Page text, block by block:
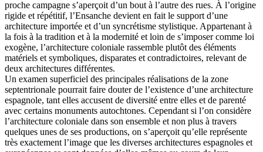
proche campagne s’aperçoit d’un bout à l’autre des rues. À l’origine
rigide et répétitif, l’Ensanche devient en fait le support d’une
architecture importée et d’un syncrétisme stylistique. Appartenant à
la fois à la tradition et à la modernité et loin de s’imposer comme loi
exogène, l’architecture coloniale rassemble plutôt des éléments
matériels et symboliques, disparates et contradictoires, relevant de
deux architectures différentes.
Un examen superficiel des principales réalisations de la zone
septentrionale pourrait faire douter de l’existence d’une architecture
espagnole, tant elles accusent de diversité entre elles et de parenté
avec certains monuments autochtones. Cependant si l’on considère
l’architecture coloniale dans son ensemble et non plus à travers
quelques unes de ses productions, on s’aperçoit qu’elle représente
très exactement l’image que les diverses architectures espagnoles et